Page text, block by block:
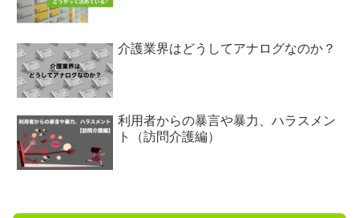
介護業界はどうしてアナログなのか？
利用者からの暴言や暴力、ハラスメン
ト（訪問介護編）